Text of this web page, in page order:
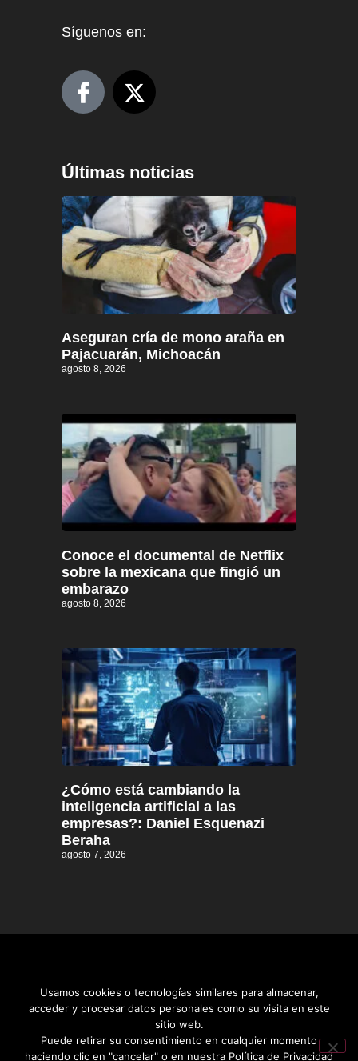
Síguenos en:
Últimas noticias
Aseguran cría de mono araña en
Pajacuarán, Michoacán
agosto 8, 2026
Conoce el documental de Netflix
sobre la mexicana que fingió un
embarazo
agosto 8, 2026
¿Cómo está cambiando la
inteligencia artificial a las
empresas?: Daniel Esquenazi
Beraha
agosto 7, 2026
Distrito informativo © 2026
Usamos cookies o tecnologías similares para almacenar,
acceder y procesar datos personales como su visita en este
sitio web.
Puede retirar su consentimiento en cualquier momento
haciendo clic en "cancelar" o en nuestra Política de Privacidad